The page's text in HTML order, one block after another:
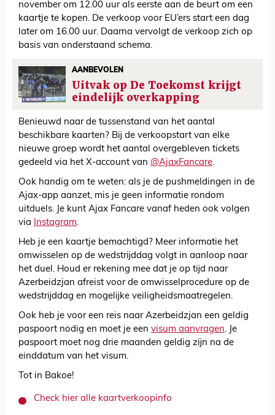
november om 12.00 uur als eerste aan de beurt om een
kaartje te kopen. De verkoop voor EU’ers start een dag
later om 16.00 uur. Daarna vervolgt de verkoop zich op
basis van onderstaand schema.
AANBEVOLEN
Uitvak op De Toekomst krijgt
eindelijk overkapping
Benieuwd naar de tussenstand van het aantal
beschikbare kaarten? Bij de verkoopstart van elke
nieuwe groep wordt het aantal overgebleven tickets
gedeeld via het X-account van @AjaxFancare.
Ook handig om te weten: als je de pushmeldingen in de
Ajax-app aanzet, mis je geen informatie rondom
uitduels. Je kunt Ajax Fancare vanaf heden ook volgen
via Instagram.
Heb je een kaartje bemachtigd? Meer informatie het
omwisselen op de wedstrijddag volgt in aanloop naar
het duel. Houd er rekening mee dat je op tijd naar
Azerbeidzjan afreist voor de omwisselprocedure op de
wedstrijddag en mogelijke veiligheidsmaatregelen.
Ook heb je voor een reis naar Azerbeidzjan een geldig
paspoort nodig en moet je een visum aanvragen. Je
paspoort moet nog drie maanden geldig zijn na de
einddatum van het visum.
Tot in Bakoe!
Check hier alle kaartverkoopinfo